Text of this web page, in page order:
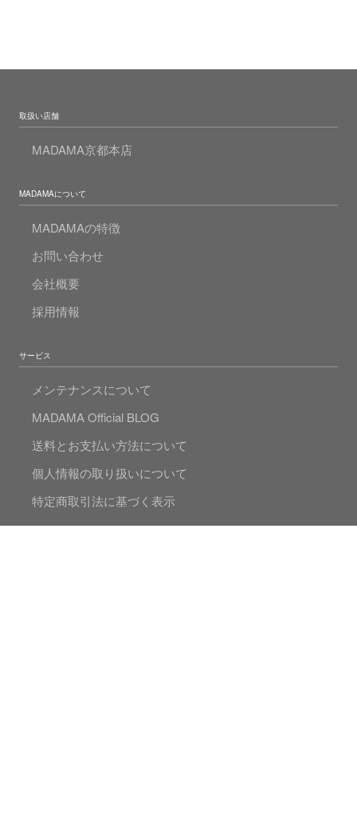
取扱い店舗
MADAMA京都本店
MADAMAについて
MADAMAの特徴
お問い合わせ
会社概要
採用情報
サービス
メンテナンスについて
MADAMA Official BLOG
送料とお支払い方法について
個人情報の取り扱いについて
特定商取引法に基づく表示